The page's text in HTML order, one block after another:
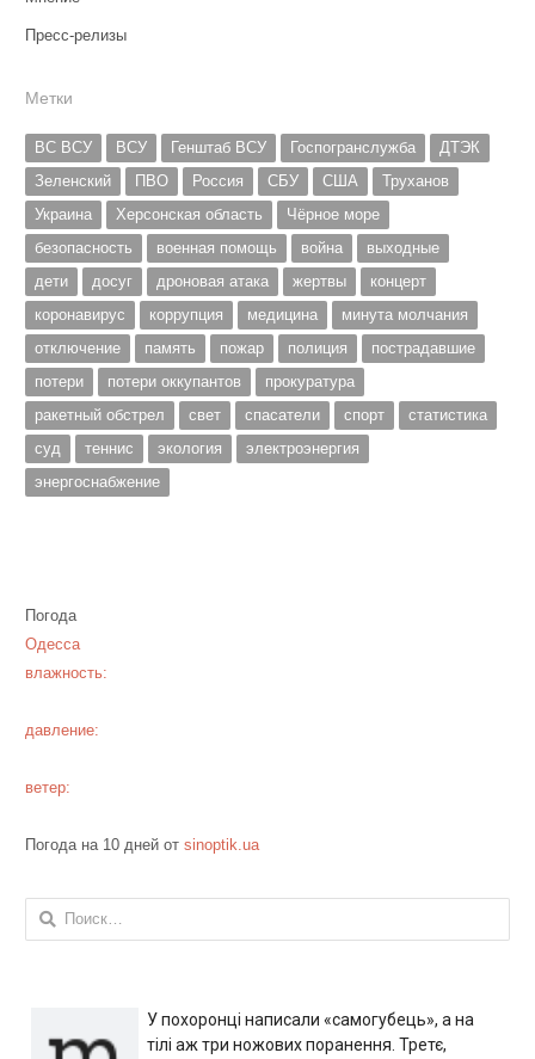
Пресс-релизы
Метки
ВС ВСУ ВСУ Генштаб ВСУ Госпогранслужба
ДТЭК
Зеленский
ПВО Россия СБУ США
Труханов
Украина
Херсонская область
Чёрное море
безопасность
военная помощь война
выходные
дети
досуг дроновая атака жертвы
концерт
коронавирус
коррупция медицина
минута молчания
отключение
память пожар полиция
пострадавшие
потери
потери оккупантов
прокуратура
ракетный обстрел
свет спасатели спорт
статистика
суд
теннис экология
электроэнергия
энергоснабжение
Погода
Одесса
влажность:
давление:
ветер:
Погода на 10 дней от sinoptik.ua
Найти:
У похоронці написали «самогубець», а на
тілі аж три ножових поранення. Третє,